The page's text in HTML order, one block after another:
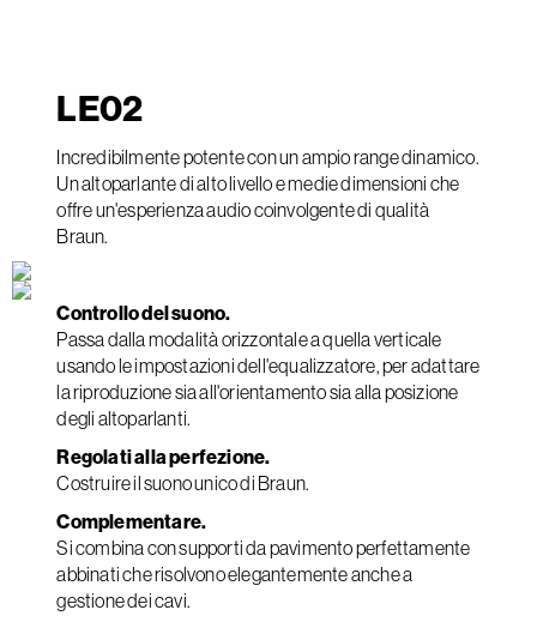
LE02
Incredibilmente potente con un ampio range dinamico.
Un altoparlante di alto livello e medie dimensioni che
offre un'esperienza audio coinvolgente di qualità
Braun.
Controllo del suono.
Passa dalla modalità orizzontale a quella verticale
usando le impostazioni dell'equalizzatore, per adattare
la riproduzione sia all'orientamento sia alla posizione
degli altoparlanti.
Regolati alla perfezione.
Costruire il suono unico di Braun.
Complementare.
Si combina con supporti da pavimento perfettamente
abbinati che risolvono elegantemente anche a
gestione dei cavi.